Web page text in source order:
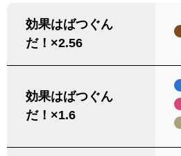
効果はばつぐん
だ！×2.56
効果はばつぐん
だ！×1.6